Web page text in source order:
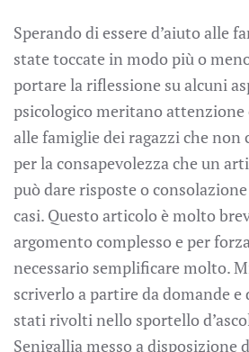
Sperando di essere d’aiuto alle
state toccate in modo più o
portare la riflessione su alcuni
psicologico meritano attenzione
alle famiglie dei ragazzi che non
per la consapevolezza che un
può dare risposte o
casi. Questo articolo è molto
argomento complesso e per
necessario semplificare molto.
scriverlo a partire da domande
stati rivolti nello sportello
Senigallia messo a disposizione